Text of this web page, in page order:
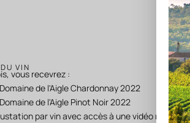
VIN
vous recevrez :
de l'Aigle Chardonnay 2022
de l'Aigle Pinot Noir 2022
par vin avec accès à une vidéo